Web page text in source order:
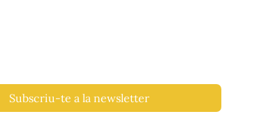
Subscriu-te a la newsletter